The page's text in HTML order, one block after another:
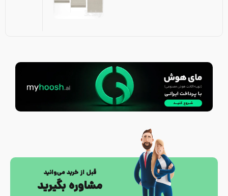
قبل از خرید می‌وانید
مشاوره بگیرید